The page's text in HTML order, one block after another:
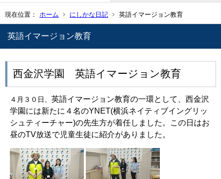
現在位置： ホーム にしかな日記 英語イマージョン教育
英語イマージョン教育
西金沢学園 英語イマージョン教育
４月３０日、 英語イマージョン教育の一環として、西金沢
学園には新たに４名のYNET(横浜ネイティブイングリッ
シュティーチャー)の先生方が着任しました。この日はお
昼のTV放送で児童生徒に紹介がありました。